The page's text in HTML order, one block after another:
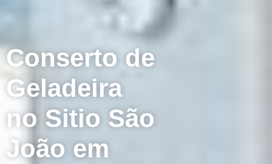
Conserto de
Geladeira
no Sitio São
João em